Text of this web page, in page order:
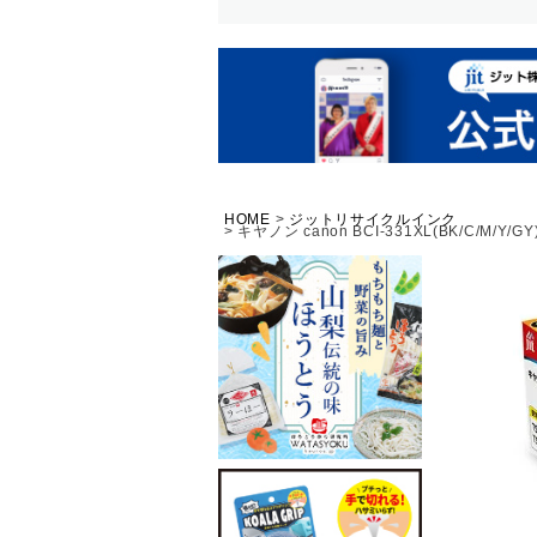
HOME ジットリサイクルインク
キヤノン canon BCI-331XL(BK/C/M/Y/